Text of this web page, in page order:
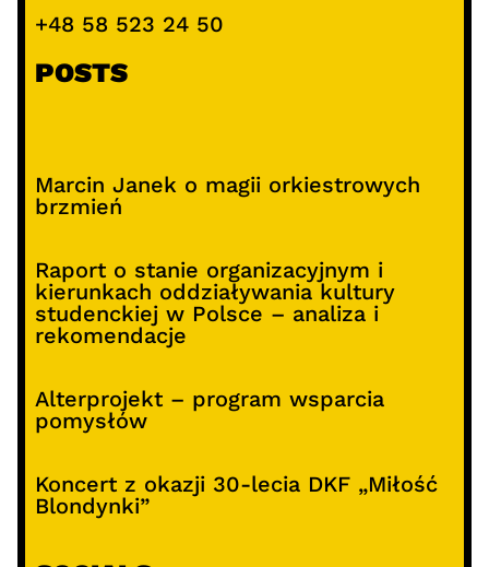
+48 58 523 24 50
POSTS
Marcin Janek o magii orkiestrowych
brzmień
Raport o stanie organizacyjnym i
kierunkach oddziaływania kultury
studenckiej w Polsce – analiza i
rekomendacje
Alterprojekt – program wsparcia
pomysłów
Koncert z okazji 30-lecia DKF „Miłość
Blondynki”